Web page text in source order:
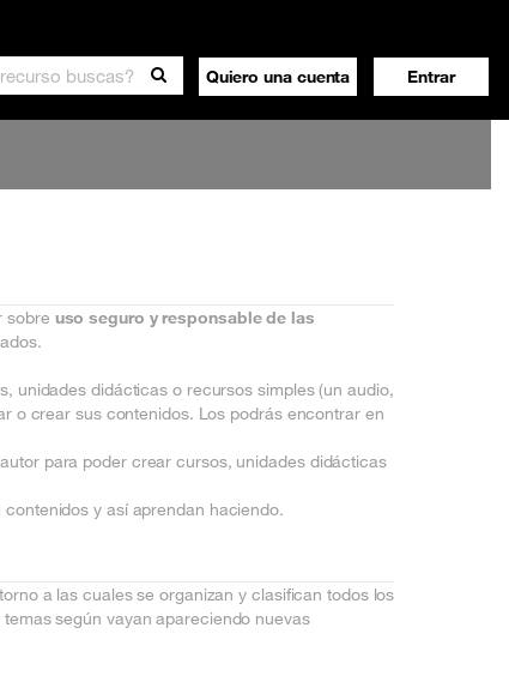
Quiero una cuenta Entrar
sobre uso seguro y responsable de las
unidades didácticas o recursos simples (un audio,
o crear sus contenidos. Los podrás encontrar en
para poder crear cursos, unidades didácticas
y así aprendan haciendo.
a las cuales se organizan y clasifican todos los
según vayan apareciendo nuevas